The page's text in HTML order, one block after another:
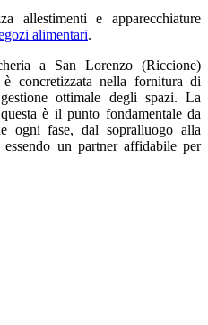
allestimenti e apparecchiature
alimentari.
a San Lorenzo (Riccione)
concretizzata nella fornitura di
ottimale degli spazi. La
è il punto fondamentale da
ogni fase, dal sopralluogo alla
un partner affidabile per